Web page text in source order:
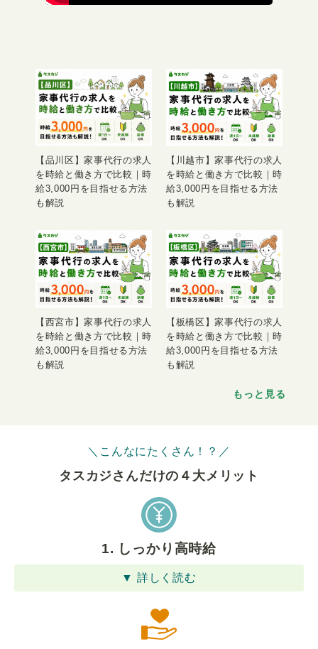
【品川区】家事代行の求人
を時給と働き方で比較｜時
給3,000円を目指せる方法
も解説
【川越市】家事代行の求人
を時給と働き方で比較｜時
給3,000円を目指せる方法
も解説
【西宮市】家事代行の求人
を時給と働き方で比較｜時
給3,000円を目指せる方法
も解説
【板橋区】家事代行の求人
を時給と働き方で比較｜時
給3,000円を目指せる方法
も解説
もっと見る
＼こんなにたくさん！？／
タスカジさんだけの４⼤メリット
1. しっかり高時給
▼ 詳しく読む